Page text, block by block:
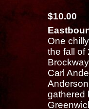
$10.00
One
the fall of
Carl
gathered